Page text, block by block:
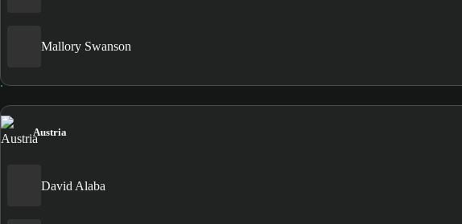
Mallory Swanson
Austria
David Alaba